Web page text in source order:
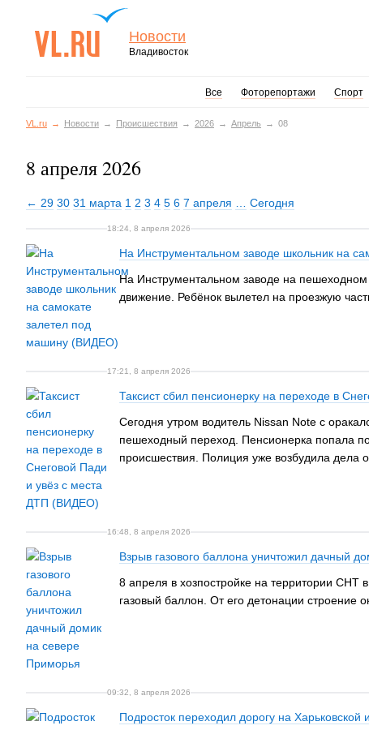
Новости
Владивосток
Все Фоторепортажи Спорт
VL.ru Новости Происшествия 2026 Апрель 08
8 апреля 2026
← 29 30 31 марта 1 2 3 4 5 6 7 апреля Сегодня
18:24, 8 апреля 2026
На Инструментальном заводе школьник на
На Инструментальном заводе на
движение. Ребёнок вылетел на проезжую
17:21, 8 апреля 2026
Таксист сбил пенсионерку на переходе в
Сегодня утром водитель Nissan Note с
пешеходный переход. Пенсионерка попала
происшествия. Полиция уже возбудила
16:48, 8 апреля 2026
Взрыв газового баллона уничтожил дачный
8 апреля в хозпостройке на территории СНТ
газовый баллон. От его детонации строение
09:32, 8 апреля 2026
Подросток переходил дорогу на